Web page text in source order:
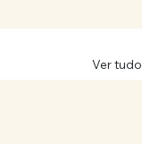
Ver tudo